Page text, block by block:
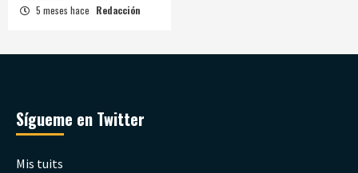
5 meses hace Redacción
Sígueme en Twitter
Mis tuits